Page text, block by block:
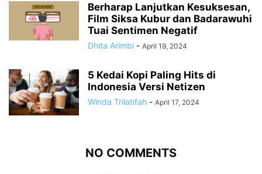
Berharap Lanjutkan Kesuksesan,
Film Siksa Kubur dan Badarawuhi
Tuai Sentimen Negatif
Dhita Arimbi - April 19, 2024
5 Kedai Kopi Paling Hits di
Indonesia Versi Netizen
Winda Trilatifah - April 17, 2024
NO COMMENTS